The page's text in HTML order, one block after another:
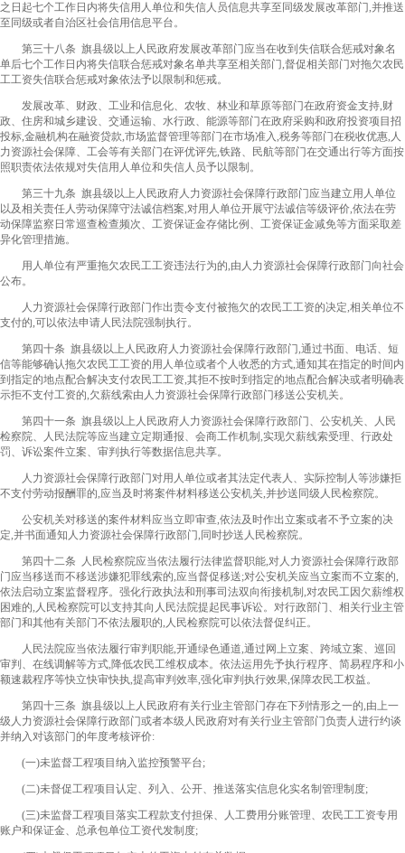
之日起七个工作日内将失信用人单位和失信人员信息共享至同级发展改革部门,并推送
至同级或者自治区社会信用信息平台。
第三十八条 旗县级以上人民政府发展改革部门应当在收到失信联合惩戒对象名
单后七个工作日内将失信联合惩戒对象名单共享至相关部门,督促相关部门对拖欠农民
工工资失信联合惩戒对象依法予以限制和惩戒。
发展改革、财政、工业和信息化、农牧、林业和草原等部门在政府资金支持,财
政、住房和城乡建设、交通运输、水行政、能源等部门在政府采购和政府投资项目招
投标,金融机构在融资贷款,市场监督管理等部门在市场准入,税务等部门在税收优惠,人
力资源社会保障、工会等有关部门在评优评先,铁路、民航等部门在交通出行等方面按
照职责依法依规对失信用人单位和失信人员予以限制。
第三十九条 旗县级以上人民政府人力资源社会保障行政部门应当建立用人单位
以及相关责任人劳动保障守法诚信档案,对用人单位开展守法诚信等级评价,依法在劳
动保障监察日常巡查检查频次、工资保证金存储比例、工资保证金减免等方面采取差
异化管理措施。
用人单位有严重拖欠农民工工资违法行为的,由人力资源社会保障行政部门向社会
公布。
人力资源社会保障行政部门作出责令支付被拖欠的农民工工资的决定,相关单位不
支付的,可以依法申请人民法院强制执行。
第四十条 旗县级以上人民政府人力资源社会保障行政部门,通过书面、电话、短
信等能够确认拖欠农民工工资的用人单位或者个人收悉的方式,通知其在指定的时间内
到指定的地点配合解决支付农民工工资,其拒不按时到指定的地点配合解决或者明确表
示拒不支付工资的,欠薪线索由人力资源社会保障行政部门移送公安机关。
第四十一条 旗县级以上人民政府人力资源社会保障行政部门、公安机关、人民
检察院、人民法院等应当建立定期通报、会商工作机制,实现欠薪线索受理、行政处
罚、诉讼案件立案、审判执行等数据信息共享。
人力资源社会保障行政部门对用人单位或者其法定代表人、实际控制人等涉嫌拒
不支付劳动报酬罪的,应当及时将案件材料移送公安机关,并抄送同级人民检察院。
公安机关对移送的案件材料应当立即审查,依法及时作出立案或者不予立案的决
定,并书面通知人力资源社会保障行政部门,同时抄送人民检察院。
第四十二条 人民检察院应当依法履行法律监督职能,对人力资源社会保障行政部
门应当移送而不移送涉嫌犯罪线索的,应当督促移送;对公安机关应当立案而不立案的,
依法启动立案监督程序。强化行政执法和刑事司法双向衔接机制,对农民工因欠薪维权
困难的,人民检察院可以支持其向人民法院提起民事诉讼。对行政部门、相关行业主管
部门和其他有关部门不依法履职的,人民检察院可以依法督促纠正。
人民法院应当依法履行审判职能,开通绿色通道,通过网上立案、跨域立案、巡回
审判、在线调解等方式,降低农民工维权成本。依法运用先予执行程序、简易程序和小
额速裁程序等快立快审快执,提高审判效率,强化审判执行效果,保障农民工权益。
第四十三条 旗县级以上人民政府有关行业主管部门存在下列情形之一的,由上一
级人力资源社会保障行政部门或者本级人民政府对有关行业主管部门负责人进行约谈
并纳入对该部门的年度考核评价:
(一)未监督工程项目纳入监控预警平台;
(二)未督促工程项目认定、列入、公开、推送落实信息化实名制管理制度;
(三)未监督工程项目落实工程款支付担保、人工费用分账管理、农民工工资专用
账户和保证金、总承包单位工资代发制度;